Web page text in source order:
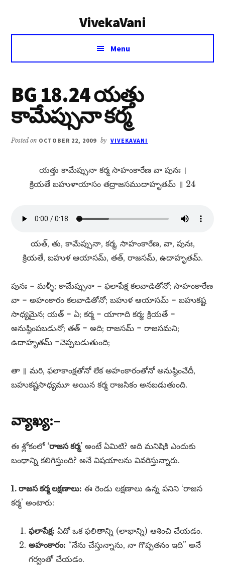
VivekaVani
Voice
Vivekananda
Menu
BG 18.24 యత్తు
కామేప్సునా కర్మ
Posted on OCTOBER 22, 2009 by VIVEKAVANI
యత్తు కామేప్సునా కర్మ సాహంకారేణ వా పునః ।
క్రియతే బహుళాయాసం తద్రాజసముదాహృతమ్​ ॥ 24
యత్​, తు, కామేప్సునా, కర్మ, సాహంకారేణ, వా, పునః,
క్రియతే, బహుళ ఆయాసమ్​, తత్​, రాజసమ్​, ఉదాహృతమ్​.
పునః = మళ్ళీ; కామేప్సునా = ఫలాపేక్ష కలవాడితోనో; సాహంకారేణ
వా = అహంకారం కలవాడితోనో; బహుళ ఆయాసమ్​ = బహుకష్ట
సాధ్యమైన; యత్​ = ఏ; కర్మ = యాగాది కర్మ; క్రియతే =
అనుష్ఠింపబడునో; తత్​ = అది; రాజసమ్​ = రాజసమని;
ఉదాహృతమ్​ =చెప్పబడుతుంది;
తా ॥ మరి, ఫలాకాంక్షతోనో లేక అహంకారంతోనో అనుష్ఠించేదీ,
బహుకష్టసాధ్యమూ అయిన కర్మ రాజసికం అనబడుతుంది.
వ్యాఖ్య:–
ఈ శ్లోకంలో ‘రాజస కర్మ’ అంటే ఏమిటి? అది మనిషికి ఎందుకు
బంధాన్ని కలిగిస్తుంది? అనే విషయాలను వివరిస్తున్నారు.
1. రాజస కర్మ లక్షణాలు: ఈ రెండు లక్షణాలు ఉన్న పనిని ‘రాజస
కర్మ’ అంటారు:
ఫలాపేక్ష: ఏదో ఒక ఫలితాన్ని (లాభాన్ని) ఆశించి చేయడం.
అహంకారం: “నేను చేస్తున్నాను, నా గొప్పతనం ఇది” అనే
గర్వంతో చేయడం.